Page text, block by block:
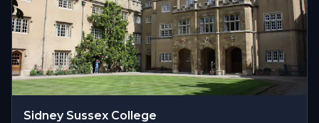
Sidney Sussex College